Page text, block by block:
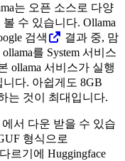
는 오픈 소스로 다양
수 있습니다. Ollama
검색
결과 중, 맘
를 System 서비스
ollama 서비스가 실행
다. 아쉽게도 8GB
는 것이 최대입니다.
에서 다운 받을 수 있습
형식으로
르기에 Huggingface